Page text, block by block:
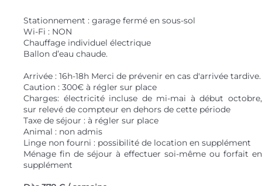
Stationnement : garage fermé en sous-sol
Wi-Fi : NON
Chauffage individuel électrique
Ballon d’eau chaude.
Arrivée : 16h-18h Merci de prévenir en cas d'arrivée tardive.
Caution : 300€ à régler sur place
Charges: électricité incluse de mi-mai à début octobre,
sur relevé de compteur en dehors de cette période
Taxe de séjour : à régler sur place
Animal : non admis
Linge non fourni : possibilité de location en supplément
Ménage fin de séjour à effectuer soi-même ou forfait en
supplément